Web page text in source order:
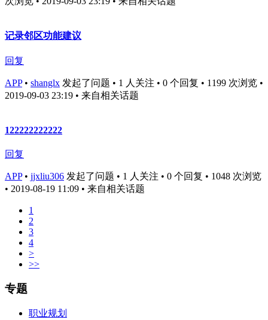
记录邻区功能建议
回复
APP• shanglx 发起了问题 • 1 人关注 • 0 个回复 • 1199 次浏览 •
2019-09-03 23:19 • 来自相关话题
122222222222
回复
APP• jjxliu306 发起了问题 • 1 人关注 • 0 个回复 • 1048 次浏览
• 2019-08-19 11:09 • 来自相关话题
1
2
3
4
>
>>
专题
职业规划